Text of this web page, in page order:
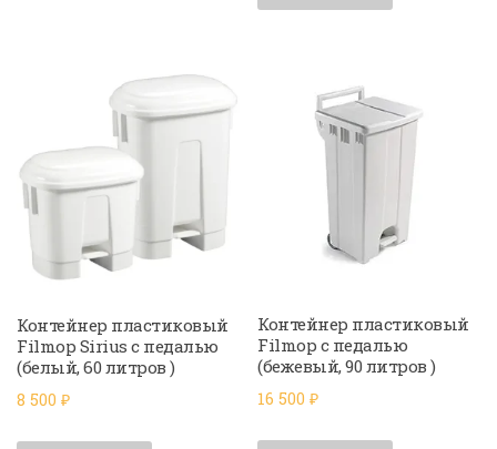
Контейнер пластиковый
Filmop Sirius с педалью
(белый, 60 литров )
8 500 ₽
Контейнер пластиковый
Filmop с педалью
(бежевый, 90 литров )
16 500₽